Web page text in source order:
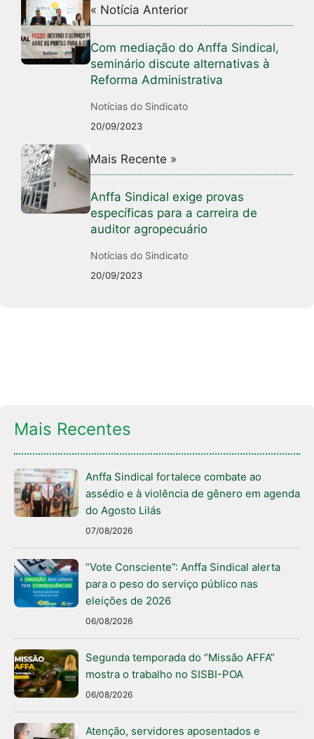
« Notícia Anterior
Com mediação do Anffa Sindical,
seminário discute alternativas à
Reforma Administrativa
Notícias do Sindicato
20/09/2023
Mais Recente »
Anffa Sindical exige provas
específicas para a carreira de
auditor agropecuário
Notícias do Sindicato
20/09/2023
Mais Recentes
Anffa Sindical fortalece combate ao
assédio e à violência de gênero em agenda
do Agosto Lilás
07/08/2026
“Vote Consciente”: Anffa Sindical alerta
para o peso do serviço público nas
eleições de 2026
06/08/2026
Segunda temporada do “Missão AFFA”
mostra o trabalho no SISBI-POA
06/08/2026
Atenção, servidores aposentados e